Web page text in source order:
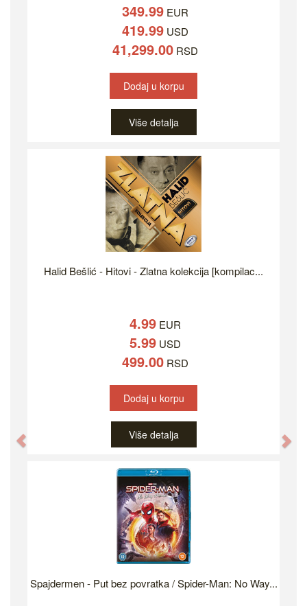
349.99 EUR
419.99 USD
41,299.00 RSD
Dodaj u korpu
Više detalja
Halid Bešlić - Hitovi - Zlatna kolekcija [kompilac...
4.99 EUR
5.99 USD
499.00 RSD
Dodaj u korpu
Više detalja
Spajdermen - Put bez povratka / Spider-Man: No Way...